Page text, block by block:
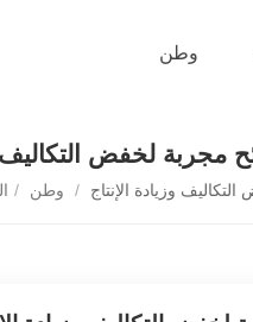
وطن
وطن / /